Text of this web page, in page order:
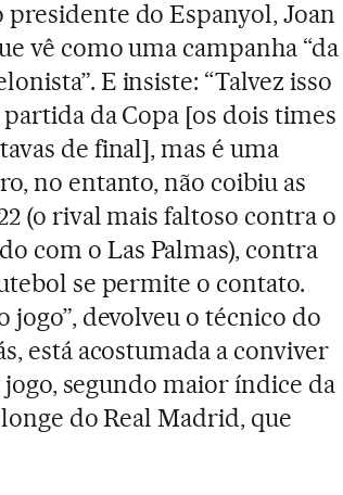
presidente do Espanyol, Joan
vê como uma campanha “da
E insiste: “Talvez isso
da Copa [os dois times
de final], mas é uma
no entanto, não coibiu as
(o rival mais faltoso contra o
com o Las Palmas), contra
se permite o contato.
devolveu o técnico do
está acostumada a conviver
jogo, segundo maior índice da
do Real Madrid, que